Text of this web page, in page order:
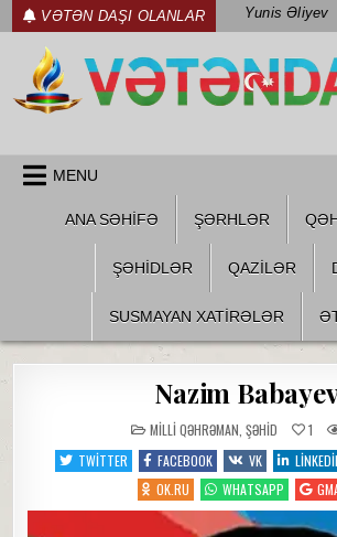
Skip
to
content
VƏTƏN DAŞI OLANLAR Yunis Əliyev
MENU
ANA SƏHİFƏ ŞƏRHLƏR
ŞƏHIDLƏR QAZILƏR
SUSMAYAN XATİRƏLƏR
Nazim
POSTED
IN
MILLI QƏHRƏMAN ŞƏHID 1
TWITTER
FACEBOOK VK
OK.RU
WHATSAPP